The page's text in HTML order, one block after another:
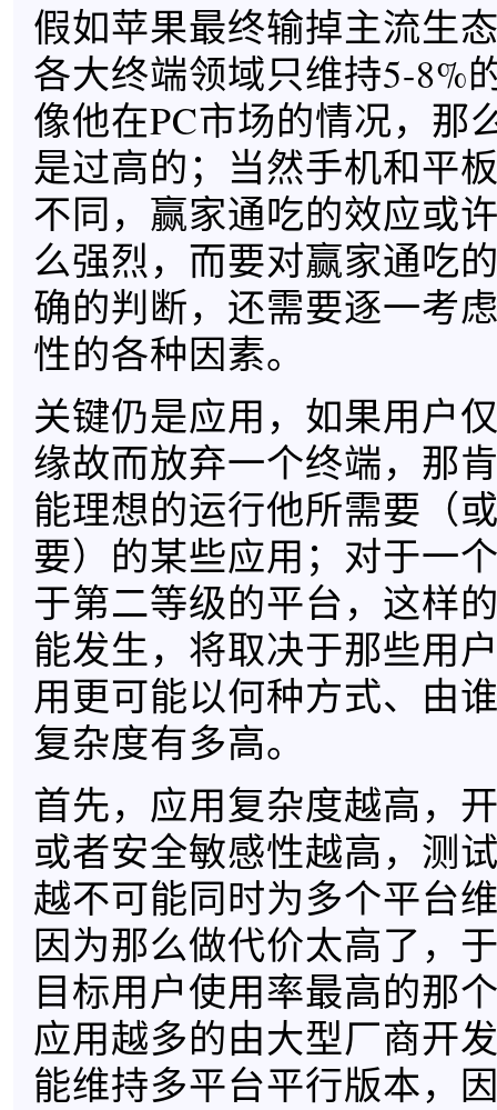
假如苹果最终输掉主流生
各大终端领域只维持5-8%
像他在PC市场的情况，那
是过高的；当然手机和平
不同，赢家通吃的效应或
么强烈，而要对赢家通吃
确的判断，还需要逐一考
性的各种因素。
关键仍是应用，如果用户
缘故而放弃一个终端，那
能理想的运行他所需要（
要）的某些应用；对于一
于第二等级的平台，这样
能发生，将取决于那些用
用更可能以何种方式、由
复杂度有多高。
首先，应用复杂度越高，
或者安全敏感性越高，测
越不可能同时为多个平台
因为那么做代价太高了，
目标用户使用率最高的那
应用越多的由大型厂商开
能维持多平台平行版本，